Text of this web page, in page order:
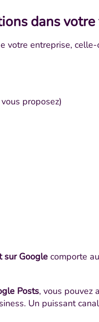
dans
votre entreprise,
proposez)
sur Google comporte
Posts, vous pouvez
Un puissant